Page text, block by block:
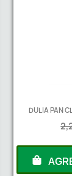
DULIA PAN